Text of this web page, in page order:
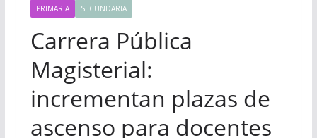
PRIMARIA
SECUNDARIA
Carrera Pública
Magisterial:
incrementan plazas de
ascenso para docentes